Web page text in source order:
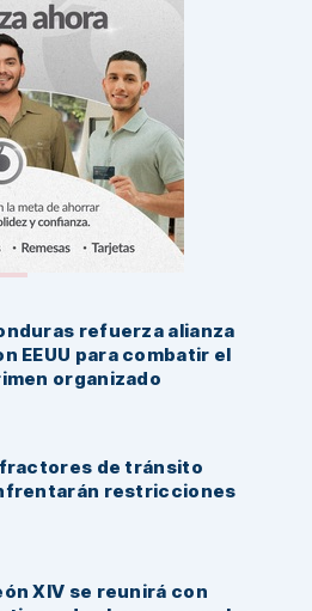
refuerza alianza
EEUU para combatir el
organizado
de tránsito
restricciones
XIV se reunirá con